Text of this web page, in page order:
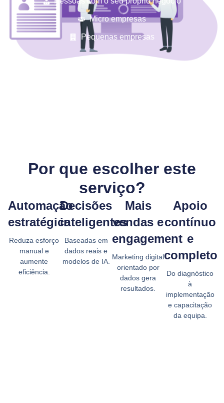
Micro empresas
Pequenas empresas
Por que escolher este
serviço?
Automação
estratégica
Reduza esforço
manual e
aumente
eficiência.
Decisões
inteligentes
Baseadas em
dados reais e
modelos de IA.
Mais
vendas e
engagement
Marketing digital
orientado por
dados gera
resultados.
Apoio
contínuo
e
completo
Do diagnóstico
à
implementação
e capacitação
da equipa.